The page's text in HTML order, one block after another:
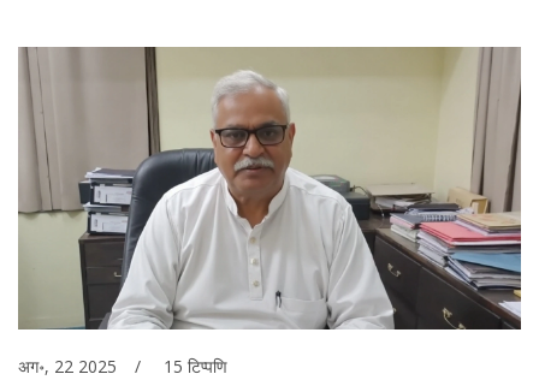
अग॰, 22 2025 15 टिप्पणि